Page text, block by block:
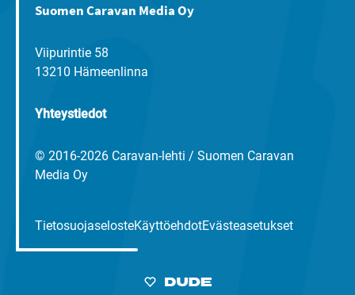
Suomen Caravan Media Oy
Viipurintie 58
13210 Hämeenlinna
Yhteystiedot
© 2016-2026 Caravan-lehti / Suomen Caravan
Media Oy
TietosuojaselosteKäyttöehdotEvästeasetukset